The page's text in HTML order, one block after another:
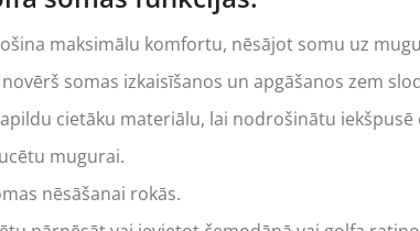
maksimālu komfortu, nēsājot somu uz
somas izkaisīšanos un apgāšanos zem
cietāku materiālu, lai nodrošinātu
mugurai.
nēsāšanai rokās.